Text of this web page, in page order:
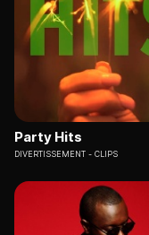
Party Hits
DIVERTISSEMENT CLIPS